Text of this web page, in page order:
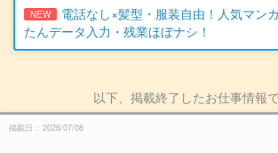
NEW
電話なし×髪型・服装自由！人気マン
たんデータ入力・残業ほぼナシ！
以下、掲載終了したお仕事情報で
掲載日 2026/07/08